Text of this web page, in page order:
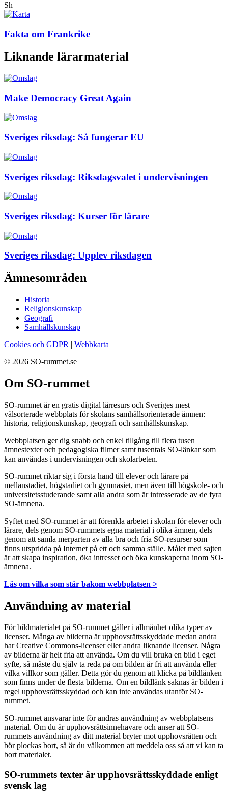
Sh
Fakta om Frankrike
Liknande lärarmaterial
Make Democracy Great Again
Sveriges riksdag: Så fungerar EU
Sveriges riksdag: Riksdagsvalet i undervisningen
Sveriges riksdag: Kurser för lärare
Sveriges riksdag: Upplev riksdagen
Ämnesområden
Historia
Religionskunskap
Geografi
Samhällskunskap
Cookies och GDPR | Webbkarta
© 2026 SO-rummet.se
Om SO-rummet
SO-rummet är en gratis digital lärresurs och Sveriges mest
välsorterade webbplats för skolans samhällsorienterade ämnen:
historia, religionskunskap, geografi och samhällskunskap.
Webbplatsen ger dig snabb och enkel tillgång till flera tusen
ämnestexter och pedagogiska filmer samt tusentals SO-länkar som
kan användas i undervisningen och skolarbeten.
SO-rummet riktar sig i första hand till elever och lärare på
mellanstadiet, högstadiet och gymnasiet, men även till högskole- och
universitetsstuderande samt alla andra som är intresserade av de fyra
SO-ämnena.
Syftet med SO-rummet är att förenkla arbetet i skolan för elever och
lärare, dels genom SO-rummets egna material i olika ämnen, dels
genom att samla merparten av alla bra och fria SO-resurser som
finns utspridda på Internet på ett och samma ställe. Målet med sajten
är att skapa inspiration, öka intresset och öka kunskaperna inom SO-
ämnena.
Läs om vilka som står bakom webbplatsen >
Användning av material
För bildmaterialet på SO-rummet gäller i allmänhet olika typer av
licenser. Många av bilderna är upphovsrättsskyddade medan andra
har Creative Commons-licenser eller andra liknande licenser. Några
av bilderna är helt fria att använda. Om du vill bruka en bild i eget
syfte, så måste du själv ta reda på om bilden är fri att använda eller
vilka villkor som gäller. Detta gör du genom att klicka på bildlänken
som finns under de flesta bilderna. Om en bildlänk saknas är bilden i
regel upphovsrättsskyddad och kan inte användas utanför SO-
rummet.
SO-rummet ansvarar inte för andras användning av webbplatsens
material. Om du är upphovsrättsinnehavare och anser att SO-
rummets användning av ditt material bryter mot upphovsrätten och
bör plockas bort, så är du välkommen att meddela oss så att vi kan ta
bort materialet.
SO-rummets texter är upphovsrättsskyddade enligt
svensk lag